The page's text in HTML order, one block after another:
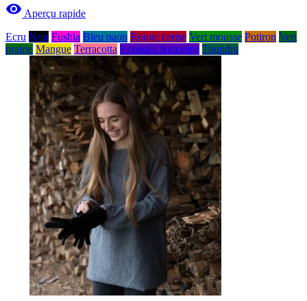
 Aperçu rapide
Ecru Noir Fushia Bleu paon Rouge cerise Vert mousse Potiron Vert
prairie Mangue Terracotta Ecossais Automne Toundra